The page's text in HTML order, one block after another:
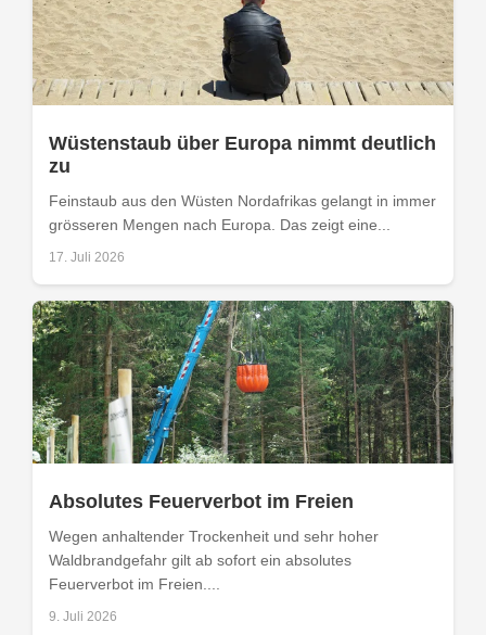
Wüstenstaub über Europa nimmt deutlich
zu
Feinstaub aus den Wüsten Nordafrikas gelangt in immer
grösseren Mengen nach Europa. Das zeigt eine...
17. Juli 2026
Absolutes Feuerverbot im Freien
Wegen anhaltender Trockenheit und sehr hoher
Waldbrandgefahr gilt ab sofort ein absolutes
Feuerverbot im Freien....
9. Juli 2026